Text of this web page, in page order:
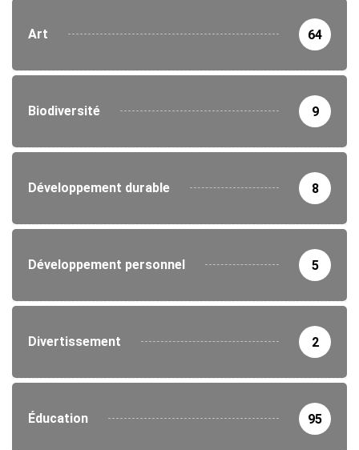
Art 64
Biodiversité 9
Développement durable 8
Développement personnel 5
Divertissement 2
Éducation 95